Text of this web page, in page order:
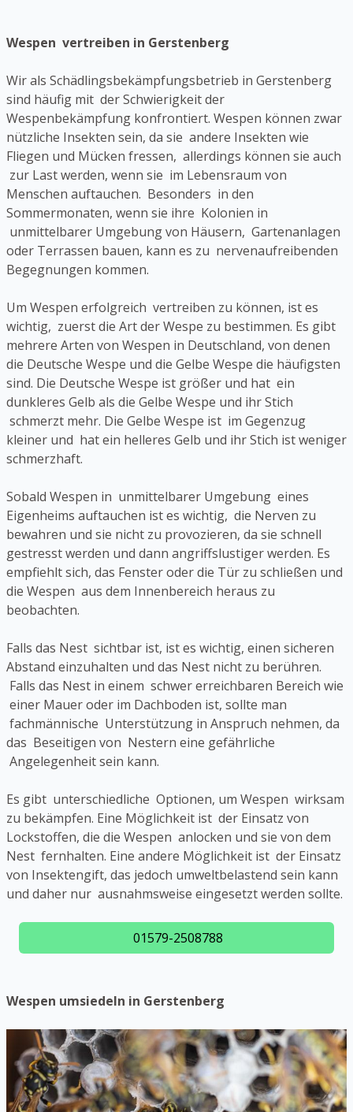
Wespen vertreiben in Gerstenberg
Wir als Schädlingsbekämpfungsbetrieb in Gerstenberg
sind häufig mit der Schwierigkeit der
Wespenbekämpfung konfrontiert. Wespen können zwar
nützliche Insekten sein, da sie andere Insekten wie
Fliegen und Mücken fressen, allerdings können sie auch
zur Last werden, wenn sie im Lebensraum von
Menschen auftauchen. Besonders in den
Sommermonaten, wenn sie ihre Kolonien in
unmittelbarer Umgebung von Häusern, Gartenanlagen
oder Terrassen bauen, kann es zu nervenaufreibenden
Begegnungen kommen.
Um Wespen erfolgreich vertreiben zu können, ist es
wichtig, zuerst die Art der Wespe zu bestimmen. Es gibt
mehrere Arten von Wespen in Deutschland, von denen
die Deutsche Wespe und die Gelbe Wespe die häufigsten
sind. Die Deutsche Wespe ist größer und hat ein
dunkleres Gelb als die Gelbe Wespe und ihr Stich
schmerzt mehr. Die Gelbe Wespe ist im Gegenzug
kleiner und hat ein helleres Gelb und ihr Stich ist weniger
schmerzhaft.
Sobald Wespen in unmittelbarer Umgebung eines
Eigenheims auftauchen ist es wichtig, die Nerven zu
bewahren und sie nicht zu provozieren, da sie schnell
gestresst werden und dann angriffslustiger werden. Es
empfiehlt sich, das Fenster oder die Tür zu schließen und
die Wespen aus dem Innenbereich heraus zu
beobachten.
Falls das Nest sichtbar ist, ist es wichtig, einen sicheren
Abstand einzuhalten und das Nest nicht zu berühren.
Falls das Nest in einem schwer erreichbaren Bereich wie
einer Mauer oder im Dachboden ist, sollte man
fachmännische Unterstützung in Anspruch nehmen, da
das Beseitigen von Nestern eine gefährliche
Angelegenheit sein kann.
Es gibt unterschiedliche Optionen, um Wespen wirksam
zu bekämpfen. Eine Möglichkeit ist der Einsatz von
Lockstoffen, die die Wespen anlocken und sie von dem
Nest fernhalten. Eine andere Möglichkeit ist der Einsatz
von Insektengift, das jedoch umweltbelastend sein kann
und daher nur ausnahmsweise eingesetzt werden sollte.
01579-2508788
Wespen umsiedeln in Gerstenberg